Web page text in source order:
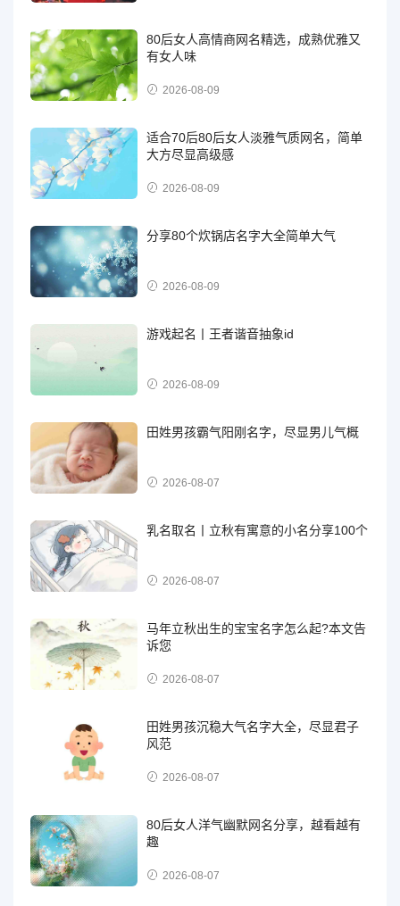
80后女人高情商网名精选，成熟优雅又
有女人味
2026-08-09
适合70后80后女人淡雅气质网名，简单
大方尽显高级感
2026-08-09
分享80个炊锅店名字大全简单大气
2026-08-09
游戏起名丨王者谐音抽象id
2026-08-09
田姓男孩霸气阳刚名字，尽显男儿气概
2026-08-07
乳名取名丨立秋有寓意的小名分享100个
2026-08-07
马年立秋出生的宝宝名字怎么起?本文告
诉您
2026-08-07
田姓男孩沉稳大气名字大全，尽显君子
风范
2026-08-07
80后女人洋气幽默网名分享，越看越有
趣
2026-08-07